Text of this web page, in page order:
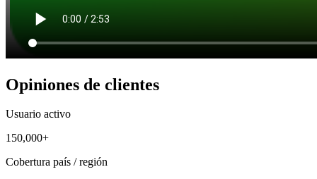
Opiniones de clientes
Usuario activo
150,000+
Cobertura país / región